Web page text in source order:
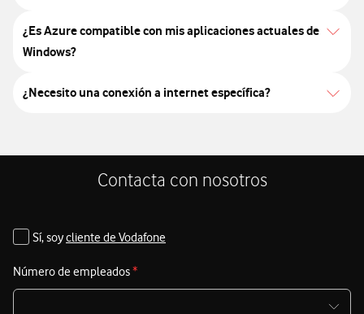
¿Es Azure compatible con mis aplicaciones actuales de
Windows?
¿Necesito una conexión a internet específica?
Contacta con nosotros
Sí, soycliente de Vodafone
Número de empleados*